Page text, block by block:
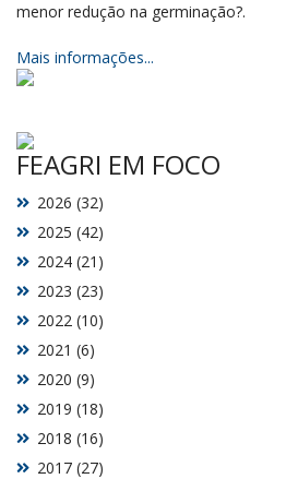
menor redução na germinação?.
Mais informações...
FEAGRI EM FOCO
2017 (27)
2018 (16)
2019 (18)
2020 (9)
2021 (6)
2022 (10)
2023 (23)
2024 (21)
2025 (42)
2026 (32)